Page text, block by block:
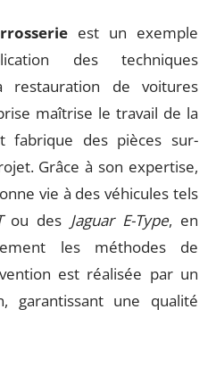
est un exemple
des techniques
restauration de voitures
maîtrise le travail de la
fabrique des pièces sur-
Grâce à son expertise,
vie à des véhicules tels
ou des Jaguar E-Type, en
les méthodes de
est réalisée par un
garantissant une qualité